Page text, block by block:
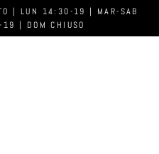
| LUN 14:30-19 | MAR-SAB
| DOM CHIUSO